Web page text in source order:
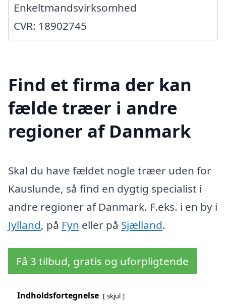
Enkeltmandsvirksomhed
CVR: 18902745
Find et firma der kan
fælde træer i andre
regioner af Danmark
Skal du have fældet nogle træer uden for
Kauslunde, så find en dygtig specialist i
andre regioner af Danmark. F.eks. i en by i
Jylland, på Fyn eller på Sjælland.
Få 3 tilbud, gratis og uforpligtende
Indholdsfortegnelse skjul